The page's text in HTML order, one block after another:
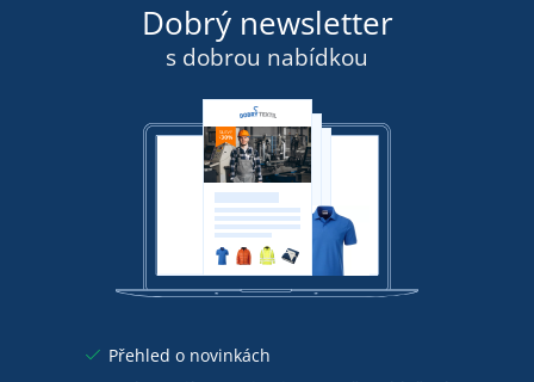
Dobrý newsletter
s dobrou nabídkou
Přehled o novinkách